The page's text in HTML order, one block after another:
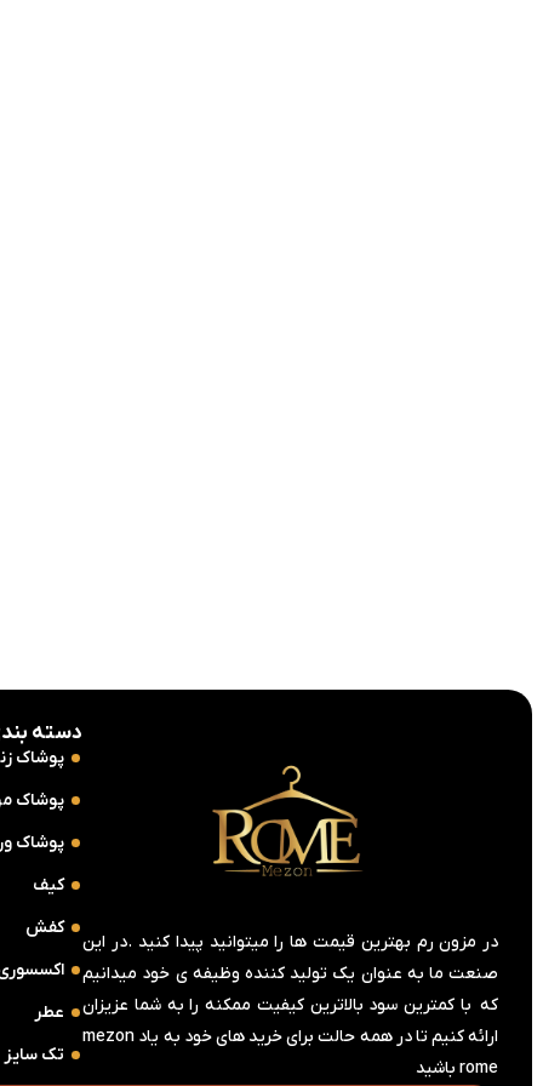
در مزون رم بهترین قیمت ها را میتوانید پیدا کنید .در این
صنعت ما به عنوان یک تولید کننده وظیفه ی خود میدانیم
که با کمترین سود بالاترین کیفیت ممکنه را به شما عزیزان
ارائه کنیم تا در همه حالت برای خرید های خود به یاد mezon
rome باشید
دسته
پوشاک
پوشاک
پوشاک
کیف
کفش
عطر
تک سایز